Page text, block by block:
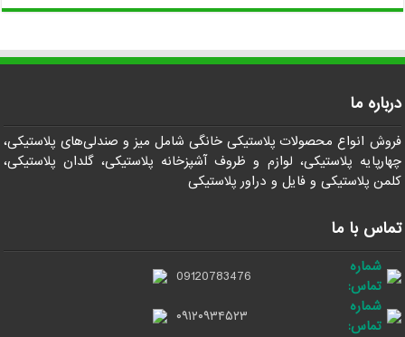
درباره ما
فروش انواع محصولات پلاستیکی خانگی شامل میز و صندلی‌های پلاستیکی،
چهارپایه پلاستیکی، لوازم و ظروف آشپزخانه پلاستیکی، گلدان پلاستیکی،
کلمن پلاستیکی و فایل و دراور پلاستیکی
تماس با ما
شماره
تماس:
09120783476
شماره
تماس:
۰۹۱۲۰۹۳۴۵۲۳